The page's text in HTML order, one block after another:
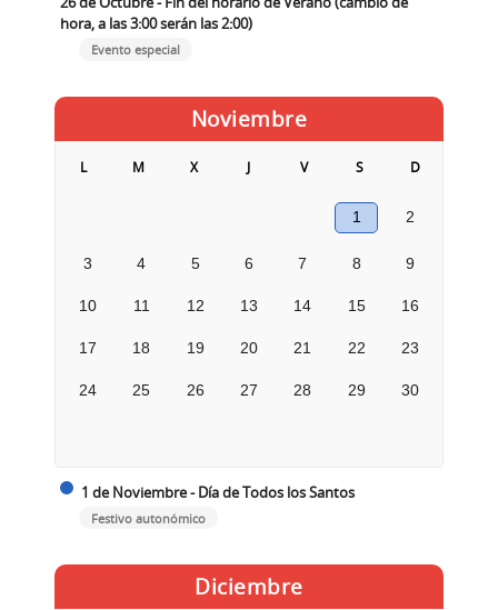
hora, a las 3:00 serán las 2:00)
Evento especial
Noviembre
L M X J V S D
1 2
3 4 5 6 7 8 9
10 11 12 13 14 15 16
17 18 19 20 21 22 23
24 25 26 27 28 29 30
1 de Noviembre - Día de Todos los Santos
Festivo autonómico
Diciembre